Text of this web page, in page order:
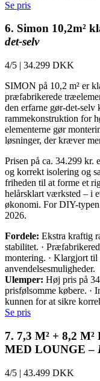
Se pris
6. Simon 10,2m²
det-selv
4/5 | 34.299 DKK
SIMON på 10,2 m² er
præfabrikerede
den erfarne gør-det-selv
rammekonstruktion for
elementerne gør
løsninger, der kræver
Prisen på ca. 34.299 kr.
og korrekt isolering og
friheden til at forme et
helårsklart værksted – i
økonomi. For DIY-
2026.
Fordele: Ekstra kraftig
stabilitet. ·
montering. · Klargjort
anvendelsesmuligheder.
Ulemper: Høj pris på
prisfølsomme købere. ·
kunnen for at sikre
Se pris
7. 7,3 M² + 8,2
MED LOUNGE –
4/5 | 43.499 DKK